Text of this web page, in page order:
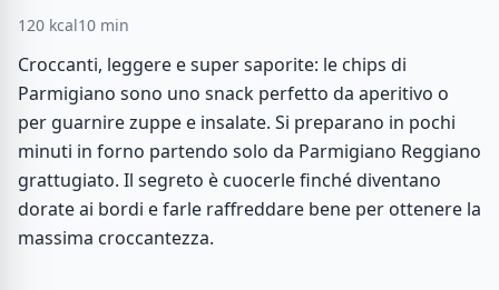
120 kcal10 min
Croccanti, leggere e super saporite: le chips di
Parmigiano sono uno snack perfetto da aperitivo o
per guarnire zuppe e insalate. Si preparano in pochi
minuti in forno partendo solo da Parmigiano Reggiano
grattugiato. Il segreto è cuocerle finché diventano
dorate ai bordi e farle raffreddare bene per ottenere la
massima croccantezza.